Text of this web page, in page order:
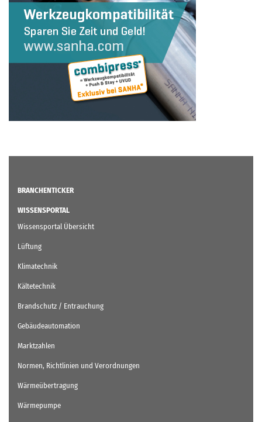
BRANCHENTICKER
WISSENSPORTAL
Wissensportal Übersicht
Lüftung
Klimatechnik
Kältetechnik
Brandschutz / Entrauchung
Gebäudeautomation
Marktzahlen
Normen, Richtlinien und Verordnungen
Wärmeübertragung
Wärmepumpe